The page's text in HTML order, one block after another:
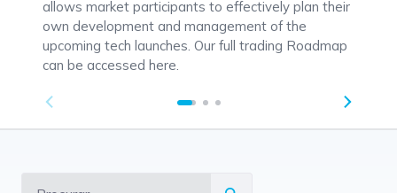
allows market participants to effectively plan their
own development and management of the
upcoming tech launches. Our full trading Roadmap
can be accessed here.